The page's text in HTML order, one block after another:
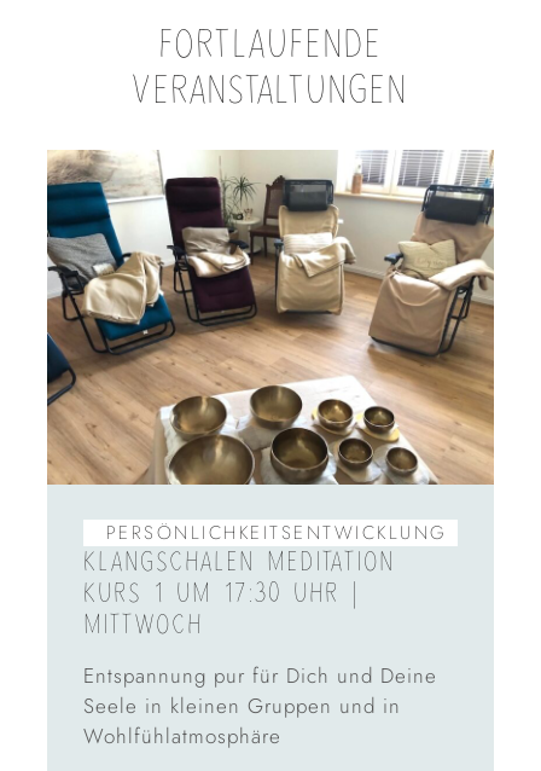
FORTLAUFENDE
VERANSTALTUNGEN
PERSÖNLICHKEITS­ENTWICKLUNG
KLANGSCHALEN MEDITATION
KURS 1 UM 17:30 UHR |
MITTWOCH
Entspannung pur für Dich und Deine
Seele in kleinen Gruppen und in
Wohlfühlatmosphäre